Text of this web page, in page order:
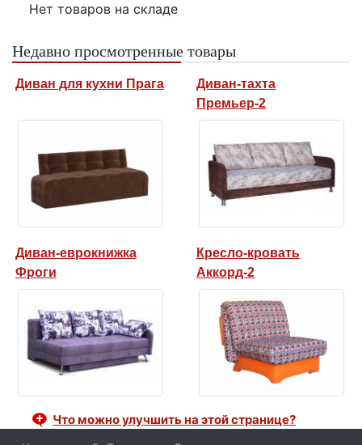
Нет товаров на складе
Недавно просмотренные товары
Диван для кухни Прага
Диван-тахта
Премьер-2
Диван-еврокнижка
Фроги
Кресло-кровать
Аккорд-2
Что можно улучшить на этой странице?